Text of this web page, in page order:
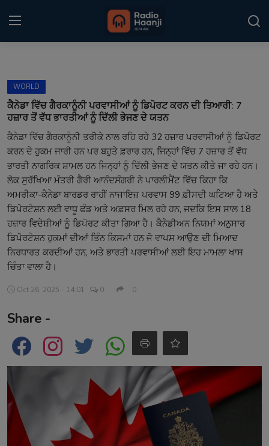
Home
Kitaab Kahani
Gallery
Sponsors
Matrimonial
Event
Contact
WORLD
ਕੈਨੇਡਾ ਵਿੱਚ ਗੈਰਕਾਨੂੰਨੀ ਪਰਵਾਸੀਆਂ ਨੂੰ ਡਿਪੋਰਟ ਕਰਨ ਦੀ ਤਿਆਰੀ: 7
ਹਜ਼ਾਰ ਤੋਂ ਵੱਧ ਭਾਰਤੀਆਂ ਨੂੰ ਦਿੱਲੀ ਭੇਜਣ ਦੇ ਯਤਨ
ਕੈਨੇਡਾ ਵਿੱਚ ਗੈਰਕਾਨੂੰਨੀ ਤਰੀਕੇ ਨਾਲ ਰਹਿ ਰਹੇ 32 ਹਜ਼ਾਰ ਪਰਵਾਸੀਆਂ ਨੂੰ ਡਿਪੋਰਟ
ਕਰਨ ਦੇ ਹੁਕਮ ਜਾਰੀ ਹਨ ਪਰ ਬਹੁਤੇ ਫ਼ਰਾਰ ਹਨ, ਜਿਨ੍ਹਾਂ ਵਿੱਚ 7 ਹਜ਼ਾਰ ਤੋਂ ਵੱਧ
ਭਾਰਤੀ ਨਾਗਰਿਕ ਸ਼ਾਮਲ ਹਨ ਜਿਨ੍ਹਾਂ ਨੂੰ ਦਿੱਲੀ ਭੇਜਣ ਦੇ ਯਤਨ ਕੀਤੇ ਜਾ ਰਹੇ ਹਨ।
ਲੋਕ ਸੁਰੱਖਿਆ ਮੰਤਰੀ ਗੈਰੀ ਆਨੰਦਸੰਗਰੀ ਨੇ ਪਾਰਲੀਮੈਂਟ ਵਿੱਚ ਕਿਹਾ ਕਿ
ਅਮਰੀਕਾ-ਕੈਨੇਡਾ ਬਾਰਡਰ ਰਾਹੀਂ ਨਾਜਾਇਜ਼ ਪਰਵਾਸ 99 ਫ਼ੀਸਦੀ ਘਟਿਆ ਹੈ ਅਤੇ
ਡਿਪੋਰਟੇਸ਼ਨ ਲਈ ਵਾਧੂ ਫੰਡ ਅਤੇ ਅਫ਼ਸਰ ਮਿਲ ਰਹੇ ਹਨ, ਜਦਕਿ ਇਸ ਸਾਲ 18
ਹਜ਼ਾਰ ਵਿਦੇਸ਼ੀਆਂ ਨੂੰ ਡਿਪੋਰਟ ਕੀਤਾ ਗਿਆ ਹੈ। ਕੈਨੇਡੀਅਨ ਨਿਯਮਾਂ ਅਨੁਸਾਰ
ਡਿਪੋਰਟੇਸ਼ਨ ਹੁਕਮਾਂ ਦੀਆਂ ਤਿੰਨ ਕਿਸਮਾਂ ਹਨ ਜੋ ਵਾਪਸ ਆਉਣ ਦੀ ਮਿਆਦ
ਨਿਰਧਾਰਤ ਕਰਦੀਆਂ ਹਨ, ਅਤੇ ਭਾਰਤੀ ਪਰਵਾਸੀਆਂ ਲਈ ਇਹ ਮਾਮਲਾ ਖਾਸ
ਚਿੰਤਾ ਵਾਲਾ ਹੈ।
Oct 26, 2025 - 14:01 0 0
Share -